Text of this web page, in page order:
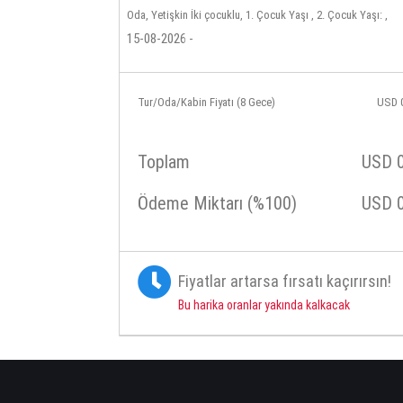
Oda, Yetişkin İki çocuklu, 1. Çocuk Yaşı , 2. Çocuk Yaşı: ,
15-08-2026 -
Tur/Oda/Kabin Fiyatı (8 Gece) USD
Toplam USD
Ödeme Miktarı (%100)
USD
Fiyatlar artarsa fırsatı kaçırırsın!
Bu harika oranlar yakında kalkacak